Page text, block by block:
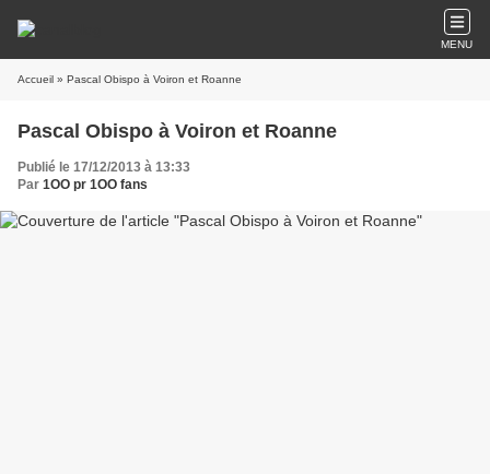
MENU
Accueil » Pascal Obispo à Voiron et Roanne
Pascal Obispo à Voiron et Roanne
Publié le 17/12/2013 à 13:33
Par 1OO pr 1OO fans